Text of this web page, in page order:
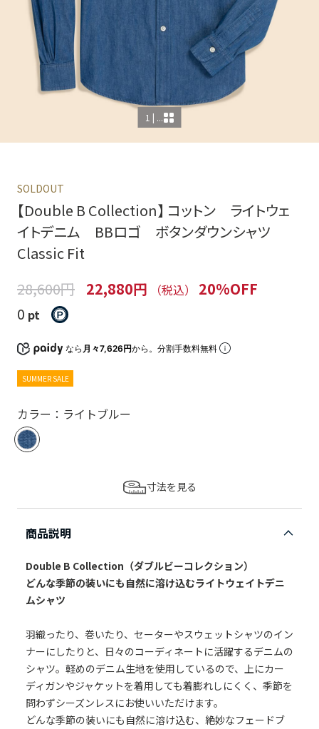
1 | ...
SOLDOUT
【Double B Collection】 コットン ライトウェ
イトデニム BBロゴ ボタンダウンシャツ
Classic Fit
28,600円 22,880円 （税込）
20%OFF
0 pt
なら 月々7,626円から。分割手数料無料
SUMMER SALE
カラー：ライトブルー
寸法を見る
商品説明
Double B Collection（ダブルビーコレクション）
どんな季節の装いにも自然に溶け込むライトウェイトデニ
ムシャツ
羽織ったり、巻いたり、セーターやスウェットシャツのイン
ナーにしたりと、日々のコーディネートに活躍するデニムの
シャツ。軽めのデニム生地を使用しているので、上にカー
ディガンやジャケットを着用しても着膨れしにくく、季節を
問わずシーズンレスにお使いいただけます。
どんな季節の装いにも自然に溶け込む、絶妙なフェードブ